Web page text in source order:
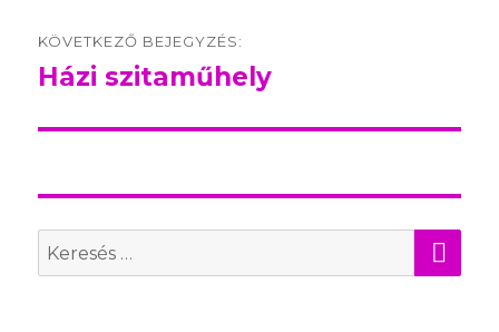
KÖVETKEZŐ BEJEGYZÉS:
Következő
Házi szitaműhely
Search
for: